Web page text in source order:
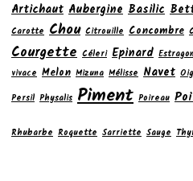
Artichaut Aubergine Basilic
Carotte Chou Citrouille Concombre
Courgette Céleri Epinard
vivace Melon Mizuna Mélisse Navet
Persil Physalis Piment Poireau
Rhubarbe Roquette Sarriette Sauge